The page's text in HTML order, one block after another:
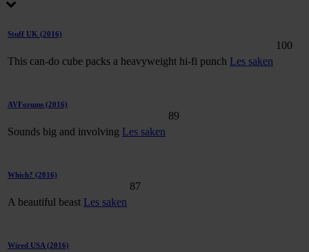
Stuff UK (2016)
This can-do cube packs a heavyweight hi-fi punch Les saken
100
AVForums (2016)
Sounds big and involving Les saken
89
Which? (2016)
A beautiful beast Les saken
87
Wired USA (2016)